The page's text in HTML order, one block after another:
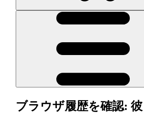
ブラウザ履歴を確認: